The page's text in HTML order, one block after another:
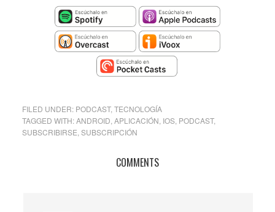
FILED UNDER: PODCAST, TECNOLOGÍA
TAGGED WITH:ANDROID APLICACIÓN IOS, PODCAST,
SUBSCRIBIRSE SUBSCRIPCIÓN
COMMENTS